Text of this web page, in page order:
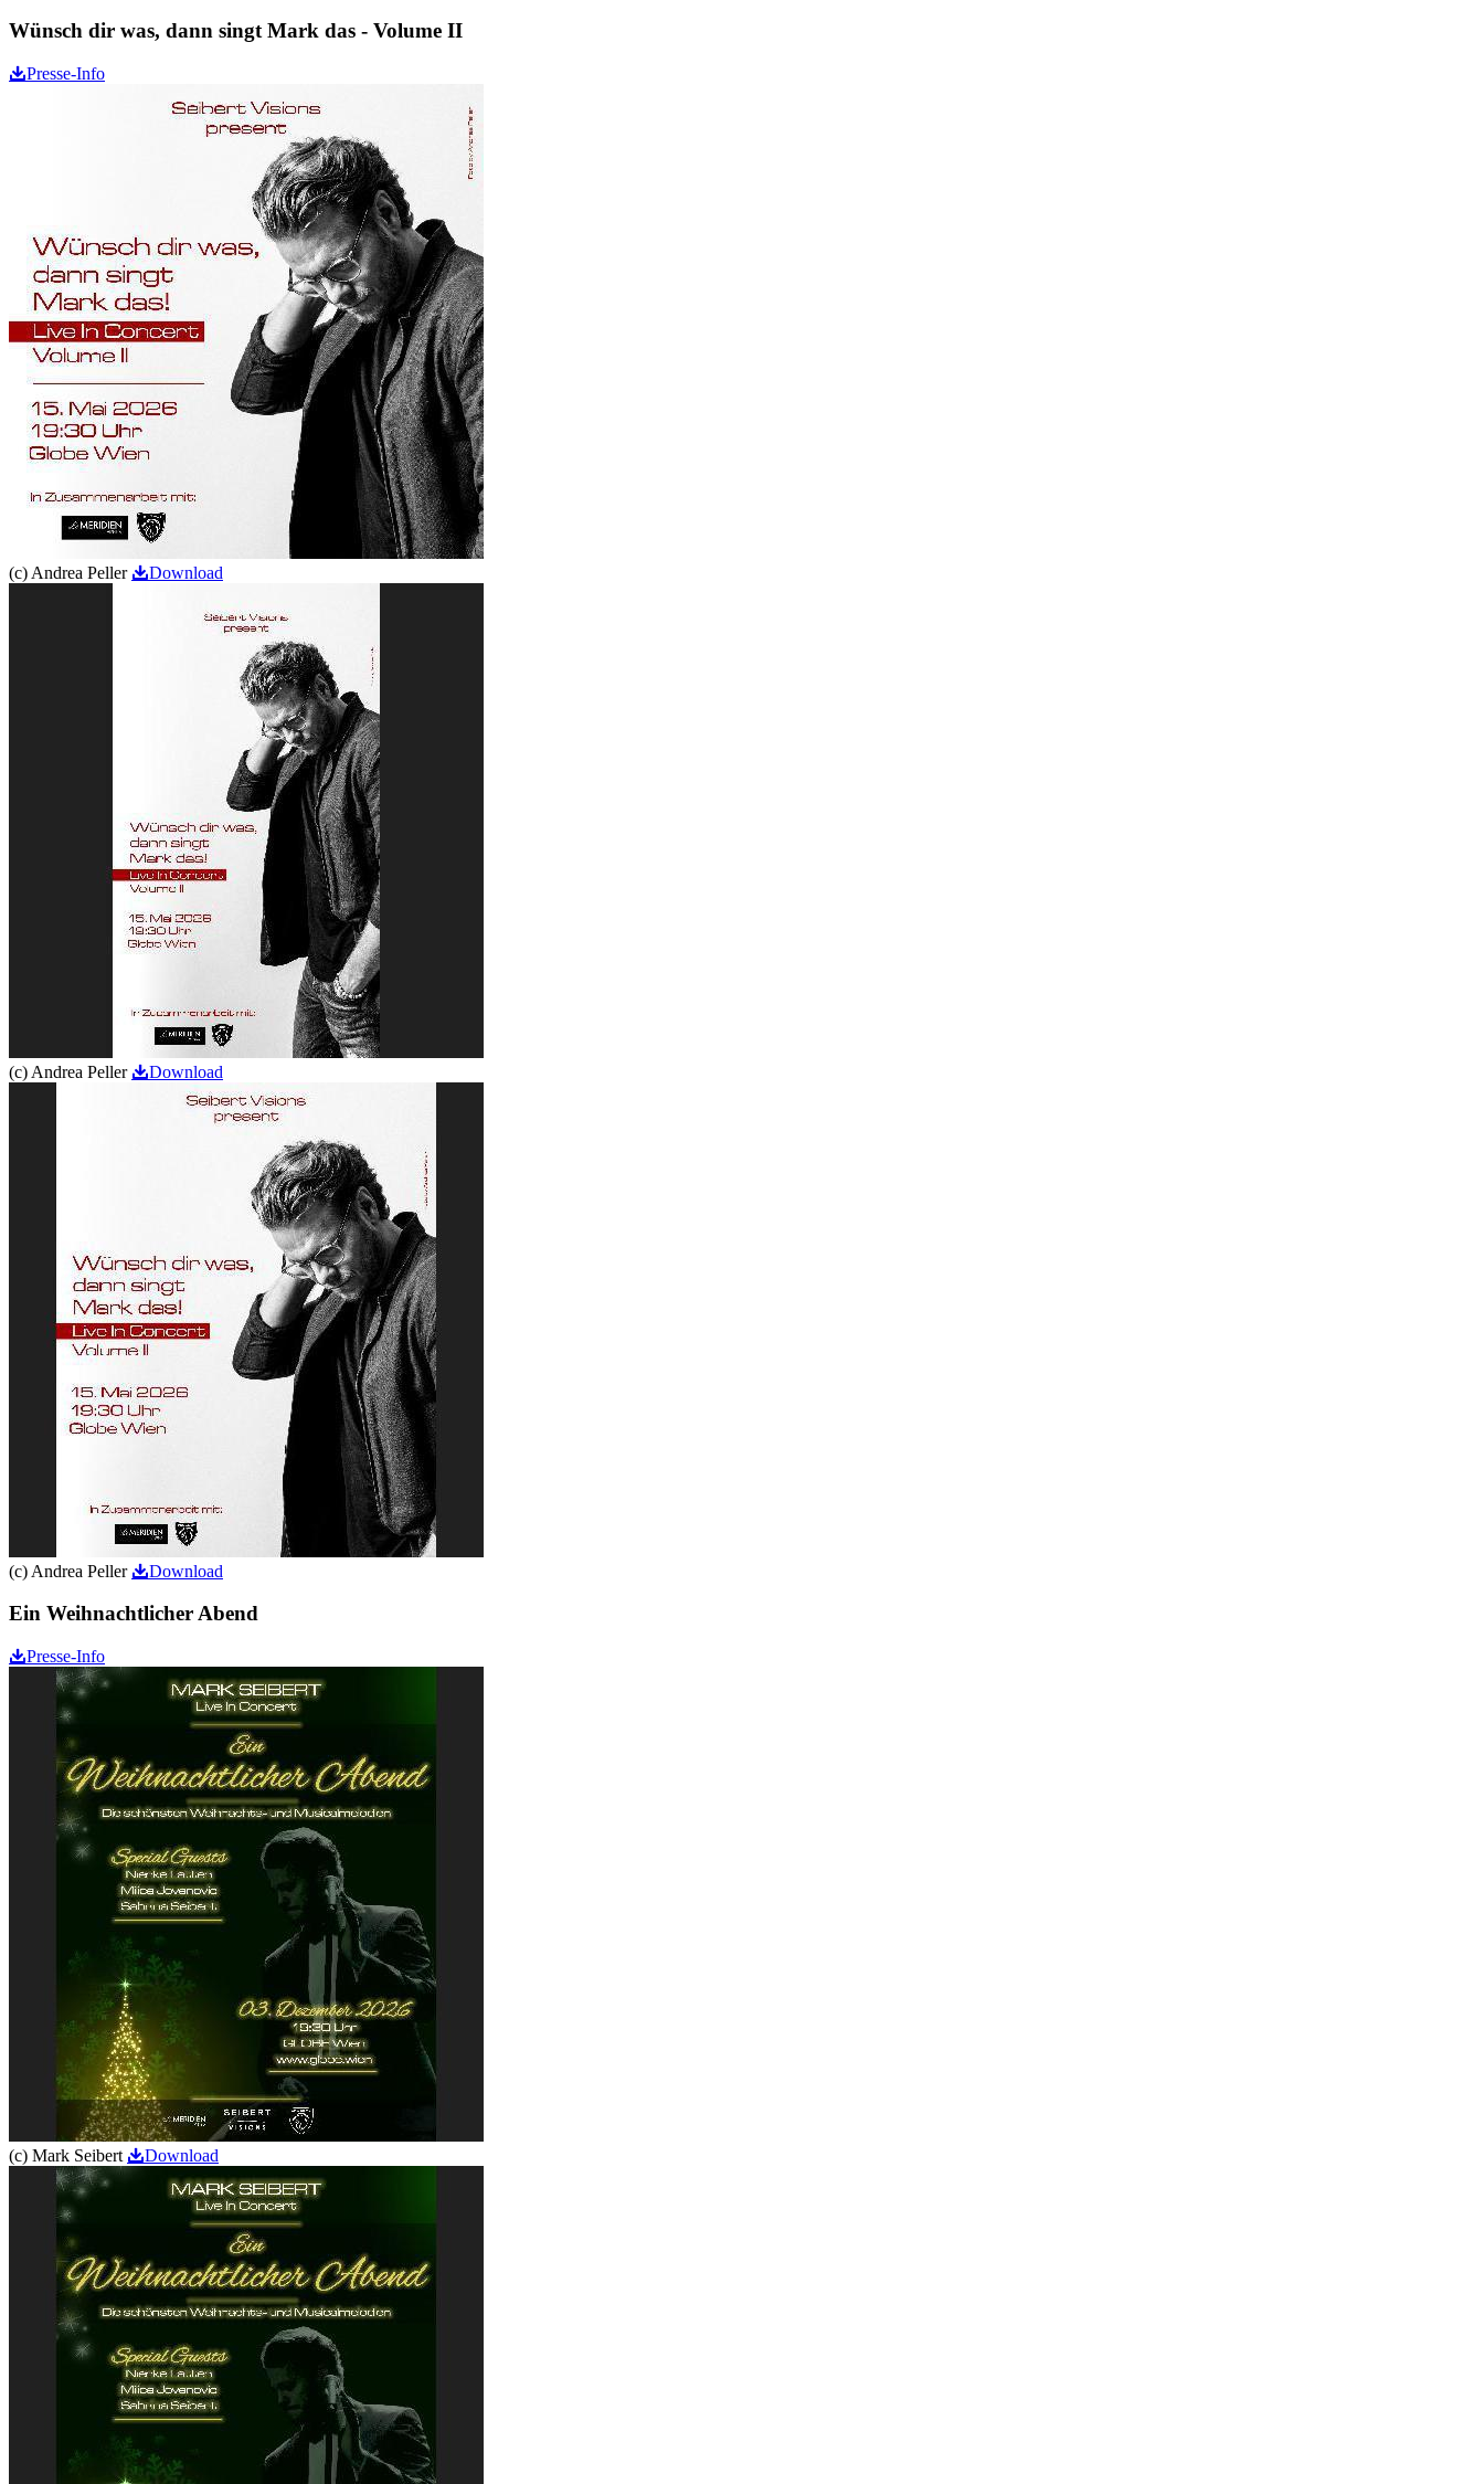
Wünsch dir was, dann singt Mark das - Volume II
Presse-Info
(c) Andrea Peller Download
(c) Andrea Peller Download
(c) Andrea Peller Download
Ein Weihnachtlicher Abend
Presse-Info
(c) Mark Seibert Download